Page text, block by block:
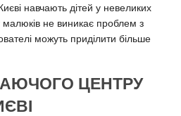
навчають дітей у невеликих
малюків не виникає проблем з
можуть приділити більше
ЦЕНТРУ